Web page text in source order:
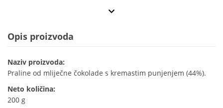
Opis proizvoda
Naziv proizvoda:
Praline od mliječne čokolade s kremastim punjenjem (44%).
Neto količina:
200 g